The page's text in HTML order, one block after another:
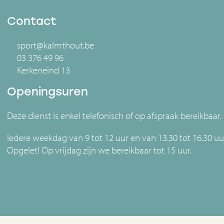
Contact
sport@kalmthout.be
03 376 49 96
Kerkeneind 13
Openingsuren
Deze dienst is enkel telefonisch of op afspraak bereikbaar.
Iedere weekdag van 9 tot 12 uur en van 13.30 tot 16.30
Opgelet! Op vrijdag zijn we bereikbaar tot 15 uur.